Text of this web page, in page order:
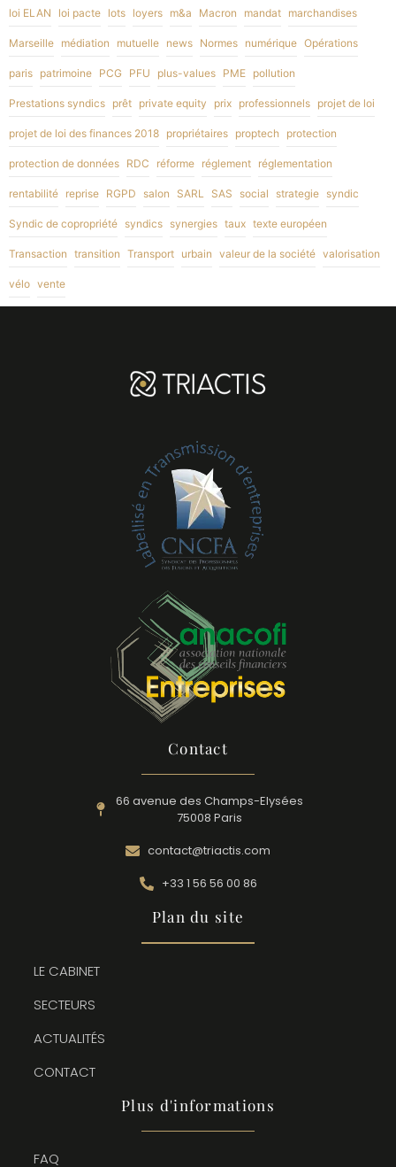
loi ELAN loi pacte lots loyers m&a Macron mandat marchandises
Marseille médiation mutuelle news Normes numérique Opérations
paris patrimoine PCG PFU plus-values PME pollution
Prestations syndics prêt private equity prix professionnels projet de loi
projet de loi des finances 2018 propriétaires proptech protection
protection de données RDC réforme réglement réglementation
rentabilité reprise RGPD salon SARL SAS social strategie syndic
Syndic de copropriété syndics synergies taux texte européen
Transaction transition Transport urbain valeur de la société valorisation
vélo vente
Contact
66 avenue des Champs-Elysées
75008 Paris
contact@triactis.com
+33 1 56 56 00 86
Plan du site
LE CABINET
SECTEURS
ACTUALITÉS
CONTACT
Plus d'informations
FAQ